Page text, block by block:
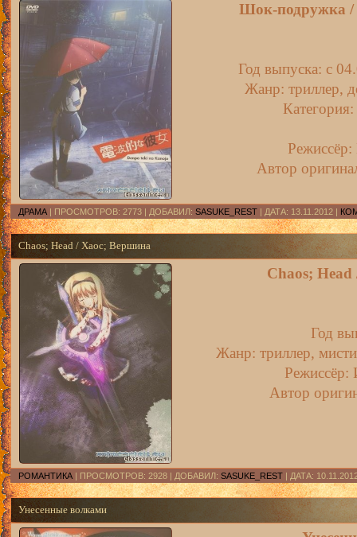
Шок-подружка /
Год выпуска: c
Жанр: триллер,
Автор
ДРАМА | ПРОСМОТРОВ: 2773 | ДОБАВИЛ: SASUKE_REST | ДАТА: 13.11.2012 |
Chaos; Head / Хаос; Вершина
Chaos;
Год
Жанр: триллер,
Режиссёр:
Автор
РОМАНТИКА | ПРОСМОТРОВ: 2928 | ДОБАВИЛ: SASUKE_REST | ДАТА:
Унесенные волками